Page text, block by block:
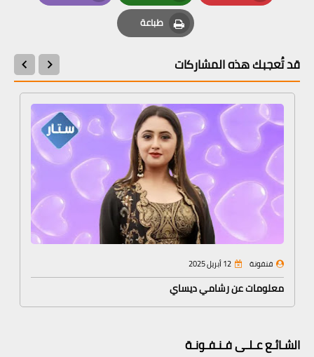
Pinterest
Whatsapp
Email
طباعة
Print
قد تُعجبك هذه المشاركات
فنفونة 12 أبريل 2025
معلومات عن رشامي ديساي
الشـائـع عـلـى فـنـفـونـة